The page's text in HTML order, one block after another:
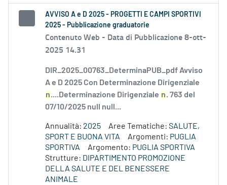
AVVISO A e D 2025 - PROGETTI E CAMPI SPORTIVI
2025 - Pubblicazione graduatorie
Contenuto Web - Data di Pubblicazione 8-ott-
2025 14.31
DIR_2025_00763_DeterminaPUB_pdf Avviso
A e D 2025 Con Determinazione Dirigenziale
n....Determinazione Dirigenziale n. 763 del
07/10/2025 null null...
Annualità: 2025 Aree Tematiche: SALUTE,
SPORT E BUONA VITA
Argomenti: PUGLIA
SPORTIVA
Argomento: PUGLIA SPORTIVA
Strutture: DIPARTIMENTO PROMOZIONE
DELLA SALUTE E DEL BENESSERE
ANIMALE